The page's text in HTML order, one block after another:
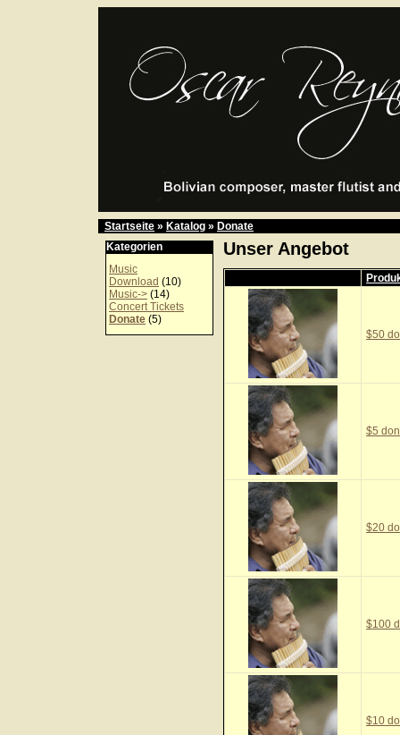
Startseite » Katalog » Donate
Kategorien
Music
Download (10)
Music-> (14)
Concert Tickets
Donate (5)
Unser Angebot
$50
$5
$20
$100
$10